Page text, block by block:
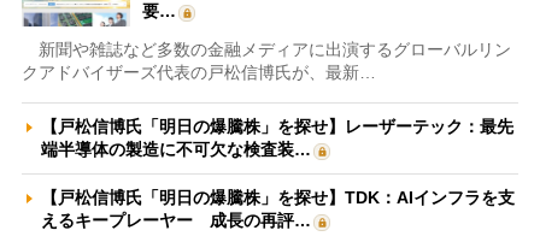
要…
新聞や雑誌など多数の金融メディアに出演するグローバルリン
クアドバイザーズ代表の戸松信博氏が、最新…
【戸松信博氏「明日の爆騰株」を探せ】レーザーテック：最先
端半導体の製造に不可欠な検査装…
【戸松信博氏「明日の爆騰株」を探せ】TDK：AIインフラを支
えるキープレーヤー 成長の再評…